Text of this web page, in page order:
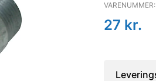
VARENUMMER:
27 kr.